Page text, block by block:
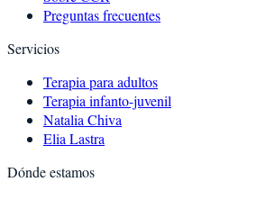
Preguntas frecuentes
Servicios
Terapia para adultos
Terapia infanto-juvenil
Natalia Chiva
Elia Lastra
Dónde estamos